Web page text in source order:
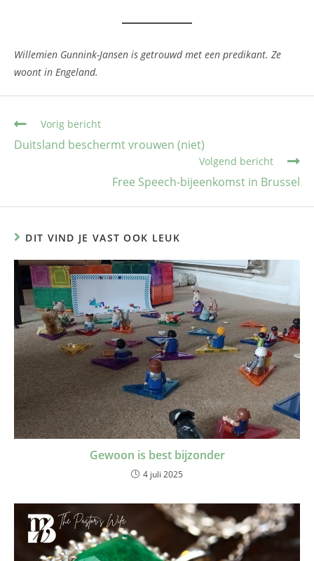
Willemien Gunnink-Jansen is getrouwd met een predikant. Ze
woont in Engeland.
Vorig bericht
Duitsland beschermt vrouwen (niet)
Volgend bericht
Free Speech-bijeenkomst in Brussel
DIT VIND JE VAST OOK LEUK
Gewoon is best bijzonder
4 juli 2025